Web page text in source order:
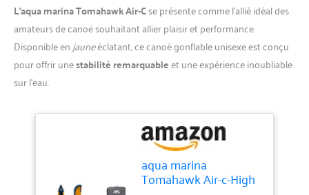
L’aqua marina Tomahawk Air-Cse présente comme l’allié idéal des
amateurs de canoë souhaitant allier plaisir et performance.
Disponible en jauneéclatant, ce canoë gonflable unisexe est conçu
pour offrir unestabilité remarquableet une expérience inoubliable
sur l’eau.
aqua marina
Tomahawk Air-c-High